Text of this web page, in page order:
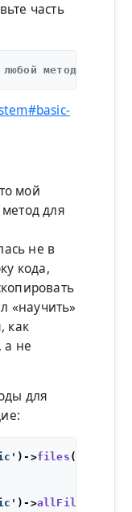
часть
метод,
мой
для
не в
кода,
«научить»
как
а не
для
)->files (
)->allFiles